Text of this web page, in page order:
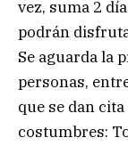
vez, suma 2
podrán
Se aguarda la
personas,
que se dan
costumbres: